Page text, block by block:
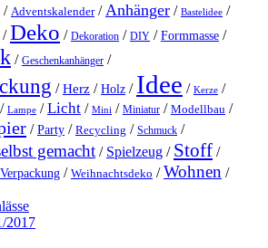
/ Adventskalender/Anhänger / Bastelidee /
/Deko / Dekoration / DIY /Formmasse /
/ Geschenkanhänger /
/Herz /Holz / Idee / Kerze /
/ Lampe /Licht / Mini / Miniatur / Modellbau /
/Party / Recycling / Schmuck /
gemacht / Spielzeug / Stoff /
Verpackung / Weihnachtsdeko /Wohnen /
2017